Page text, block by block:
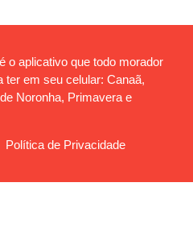
o aplicativo que todo morador
ter em seu celular: Canaã,
Noronha, Primavera e
Política de Privacidade